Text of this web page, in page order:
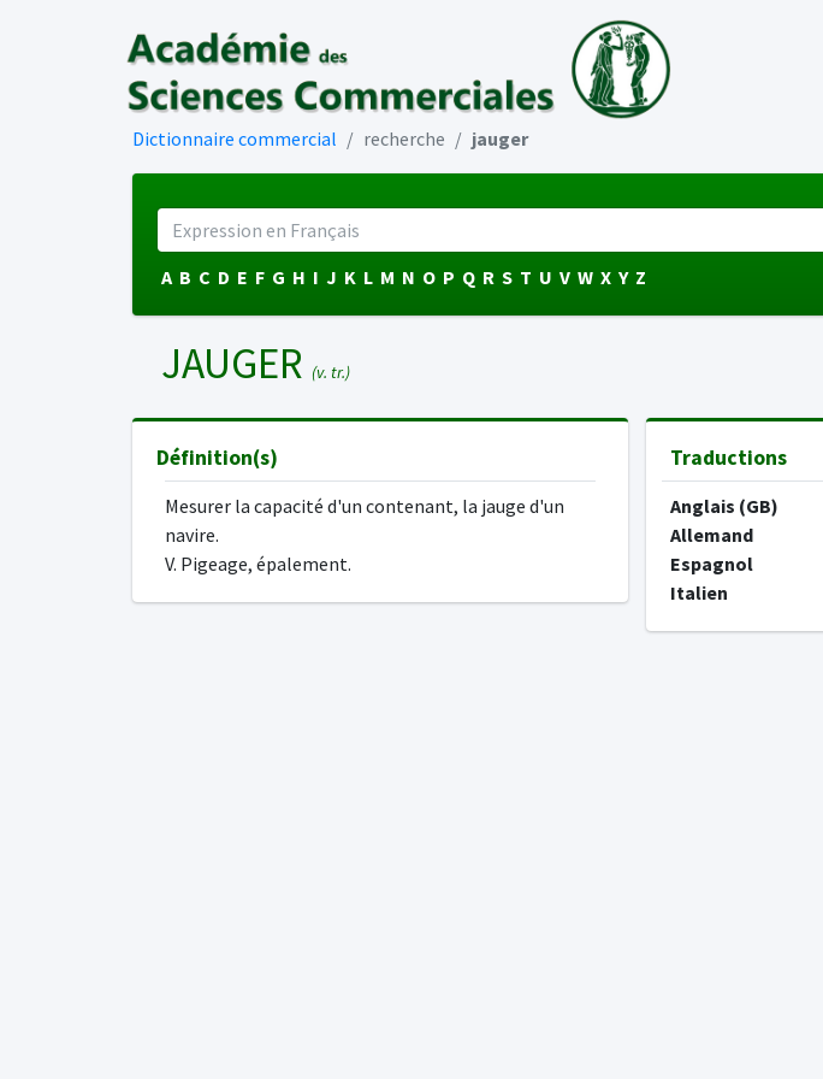
Dictionnaire commercial recherche jauger
A B C D E F G H I J K L M N O P Q R S T U V W X Y Z
JAUGER (v. tr.)
Définition(s)
Mesurer la capacité d'un contenant, la jauge d'un
navire.
V. Pigeage, épalement.
Traductions
Anglais (GB)
Allemand
Espagnol
Italien